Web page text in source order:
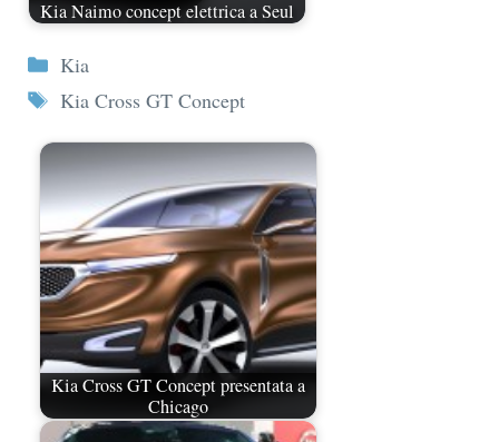
Kia Naimo concept elettrica a Seul
Categorie
Kia
Tag
Kia Cross GT Concept
Kia Cross GT Concept presentata a
Chicago